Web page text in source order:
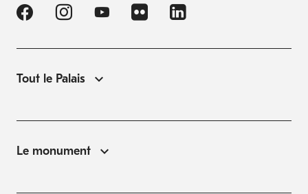
Tout le Palais
Le monument